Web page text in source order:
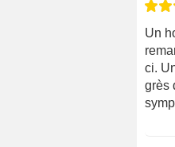
Un
ci.
grès